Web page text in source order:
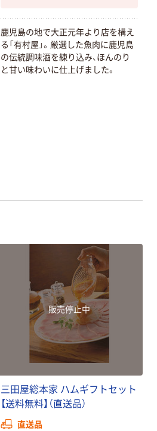
鹿児島の地で大正元年よ り 店を構え
る 「有村屋 」。 厳選した魚肉に鹿児島
の伝統調味酒を練り込み、ほんの り
と甘い味わいに仕 上げま した。
販売停止中
三 田屋総本家 ハムギフ トセ ッ ト
【送料無料】 （直送品）
直送品